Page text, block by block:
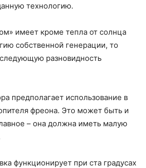
технологию.
имеет кроме тепла от солнца
собственной генерации, то
разновидность
предполагает использование в
фреона. Это может быть и
– она должна иметь малую
функционирует при ста градусах